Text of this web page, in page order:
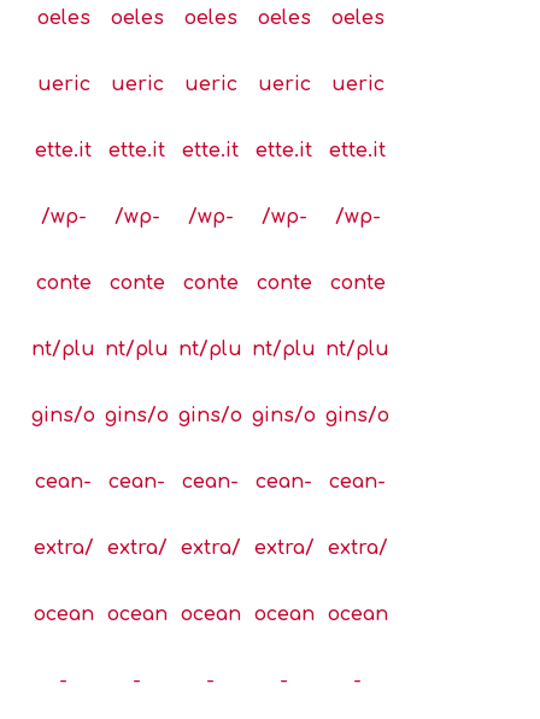
oeles
ueric
ette.it
/wp-
conte
nt/plu
gins/o
cean-
extra/
ocean
-
oeles
ueric
ette.it
/wp-
conte
nt/plu
gins/o
cean-
extra/
ocean
-
oeles
ueric
ette.it
/wp-
conte
nt/plu
gins/o
cean-
extra/
ocean
-
oeles
ueric
ette.it
/wp-
conte
nt/plu
gins/o
cean-
extra/
ocean
-
oeles
ueric
ette.it
/wp-
conte
nt/plu
gins/o
cean-
extra/
ocean
-